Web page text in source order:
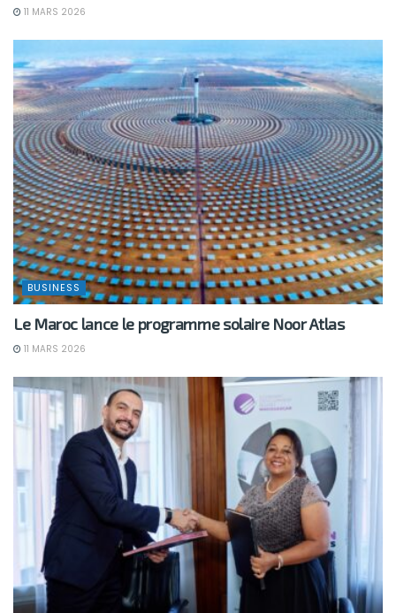
11 MARS 2026
BUSINESS
Le Maroc lance le programme solaire Noor Atlas
11 MARS 2026